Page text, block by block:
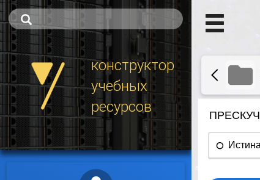
конструктор
учебных
ресурсов